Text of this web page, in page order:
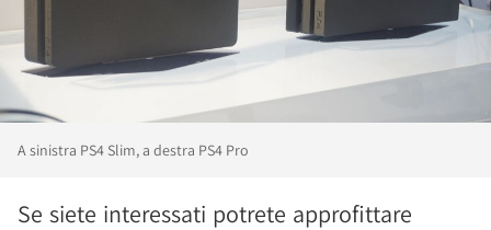
A sinistra PS4 Slim, a destra PS4 Pro
Se siete interessati potrete approfittare